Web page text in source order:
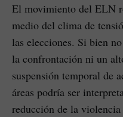
El movimiento del ELN
medio del clima de
las elecciones. Si bien
la confrontación ni un
suspensión temporal de
áreas podría ser
reducción de la